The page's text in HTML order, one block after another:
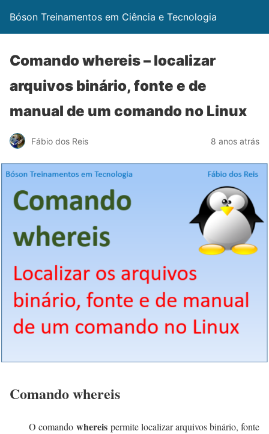
Bóson Treinamentos em Ciência e Tecnologia
Comando whereis – localizar
arquivos binário, fonte e de
manual de um comando no Linux
Fábio dos Reis 8 anos atrás
Comando whereis
O comando whereis permite localizar arquivos binário, fonte